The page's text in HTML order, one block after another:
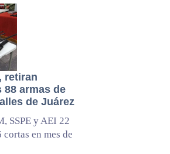
retiran
armas de
de Juárez
SSPE y AEI 22
en mes de